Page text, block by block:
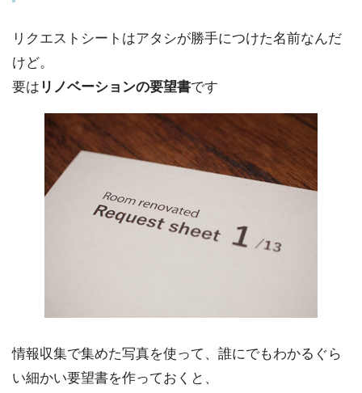
リクエストシートはアタシが勝手につけた名前なんだ
けど。
要は リノベーションの要望書です
情報収集で集めた写真を使って、誰にでもわかるぐら
い細かい要望書を作っておくと、